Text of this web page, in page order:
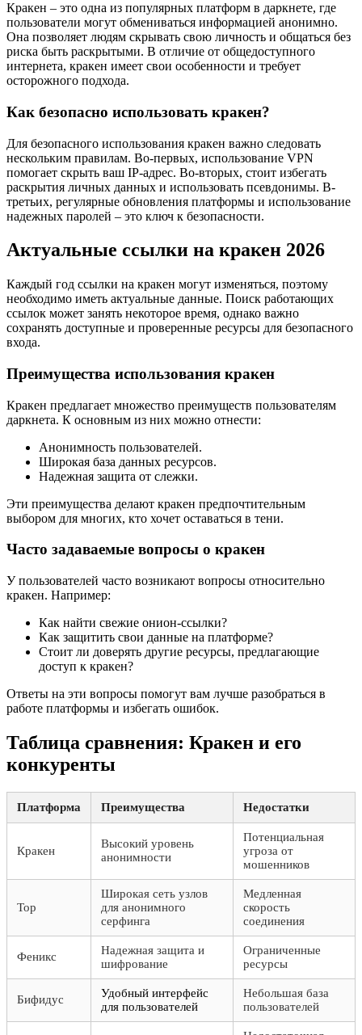
Кракен – это одна из популярных платформ в даркнете, где
пользователи могут обмениваться информацией анонимно.
Она позволяет людям скрывать свою личность и общаться без
риска быть раскрытыми. В отличие от общедоступного
интернета, кракен имеет свои особенности и требует
осторожного подхода.
Как безопасно использовать кракен?
Для безопасного использования кракен важно следовать
нескольким правилам. Во-первых, использование VPN
помогает скрыть ваш IP-адрес. Во-вторых, стоит избегать
раскрытия личных данных и использовать псевдонимы. В-
третьих, регулярные обновления платформы и использование
надежных паролей – это ключ к безопасности.
Актуальные ссылки на кракен 2026
Каждый год ссылки на кракен могут изменяться, поэтому
необходимо иметь актуальные данные. Поиск работающих
ссылок может занять некоторое время, однако важно
сохранять доступные и проверенные ресурсы для безопасного
входа.
Преимущества использования кракен
Кракен предлагает множество преимуществ пользователям
даркнета. К основным из них можно отнести:
Анонимность пользователей.
Широкая база данных ресурсов.
Надежная защита от слежки.
Эти преимущества делают кракен предпочтительным
выбором для многих, кто хочет оставаться в тени.
Часто задаваемые вопросы о кракен
У пользователей часто возникают вопросы относительно
кракен. Например:
Как найти свежие онион-ссылки?
Как защитить свои данные на платформе?
Стоит ли доверять другие ресурсы, предлагающие
доступ к кракен?
Ответы на эти вопросы помогут вам лучше разобраться в
работе платформы и избегать ошибок.
Таблица сравнения: Кракен и его
конкуренты
Платформа Преимущества Недостатки
Кракен
Высокий уровень
анонимности
Потенциальная
угроза от
мошенников
Тор
Широкая сеть узлов
для анонимного
серфинга
Медленная
скорость
соединения
Феникс
Надежная защита и
шифрование
Ограниченные
ресурсы
Бифидус
Удобный интерфейс
для пользователей
Небольшая база
пользователей